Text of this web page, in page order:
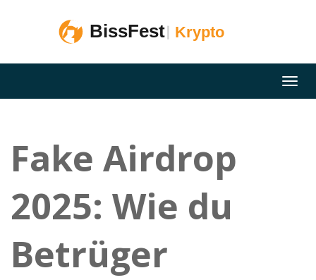
Fake Airdrop
2025: Wie du
Betrüger